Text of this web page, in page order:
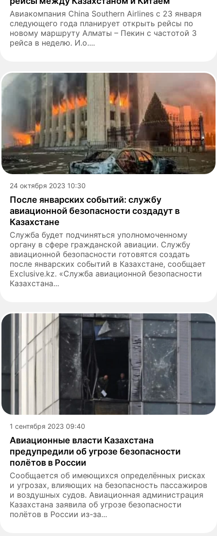
Авиакомпания China Southern Airlines с 23 января
следующего года планирует открыть рейсы по
новому маршруту Алматы – Пекин с частотой 3
рейса в неделю. И.о....
24 октября 2023 10:30
После январских событий: службу
авиационной безопасности создадут в
Казахстане
Служба будет подчиняться уполномоченному
органу в сфере гражданской авиации. Службу
авиационной безопасности готовятся создать
после январских событий в Казахстане, сообщает
Exclusive.kz. «Служба авиационной безопасности
Казахстана...
1 сентября 2023 09:40
Авиационные власти Казахстана
предупредили об угрозе безопасности
полётов в России
Сообщается об имеющихся определённых рисках
и угрозах, влияющих на безопасность пассажиров
и воздушных судов. Авиационная администрация
Казахстана заявила об угрозе безопасности
полётов в России из-за...